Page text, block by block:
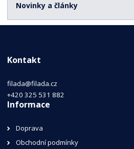
Novinky a články
Kontakt
filada@filada.cz
+420 325 531 882
Informace
Doprava
Obchodní podmínky